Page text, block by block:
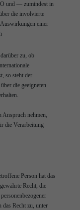
und — zumindest in
die involvierte
einer
zu, ob
so steht der
die geeigneten
nehmen,
die Verarbeitung
Person hat das
Recht, die
das Recht zu, unter